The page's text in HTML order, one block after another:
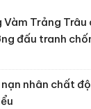
Trảng
đấu tranh
nạn nhân chất